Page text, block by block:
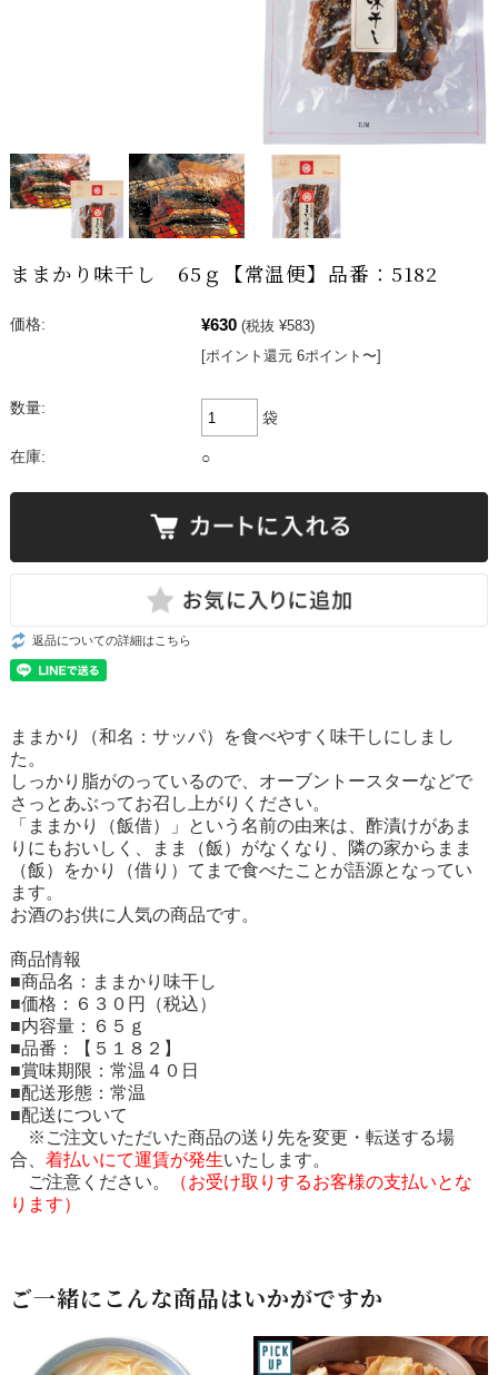
ままかり味干し 65ｇ【常温便】品番：5182
価格: ¥630 (税抜 ¥583)
[ポイント還元 6ポイント〜]
数量:
袋
在庫: ○
返品についての詳細はこちら
ままかり（和名：サッパ）を食べやすく味干しにしまし
た。
しっかり脂がのっているので、オーブントースターなどで
さっとあぶってお召し上がりください。
「ままかり（飯借）」という名前の由来は、酢漬けがあま
りにもおいしく、まま（飯）がなくなり、隣の家からまま
（飯）をかり（借り）てまで食べたことが語源となってい
ます。
お酒のお供に人気の商品です。
商品情報
■商品名：ままかり味干し
■価格：６３０円（税込）
■内容量：６５ｇ
■品番：【５１８２】
■賞味期限：常温４０日
■配送形態：常温
■配送について
※ご注文いただいた商品の送り先を変更・転送する場
合、 着払いにて運賃が発生いたします。
ご注意ください。
（お受け取りするお客様の支払いとな
ります）
ご一緒にこんな商品はいかがですか